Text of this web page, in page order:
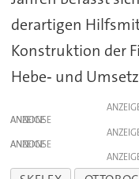
derartigen
Konstruktion der
Hebe‑ und
ANZEIGE
ANZEIGE